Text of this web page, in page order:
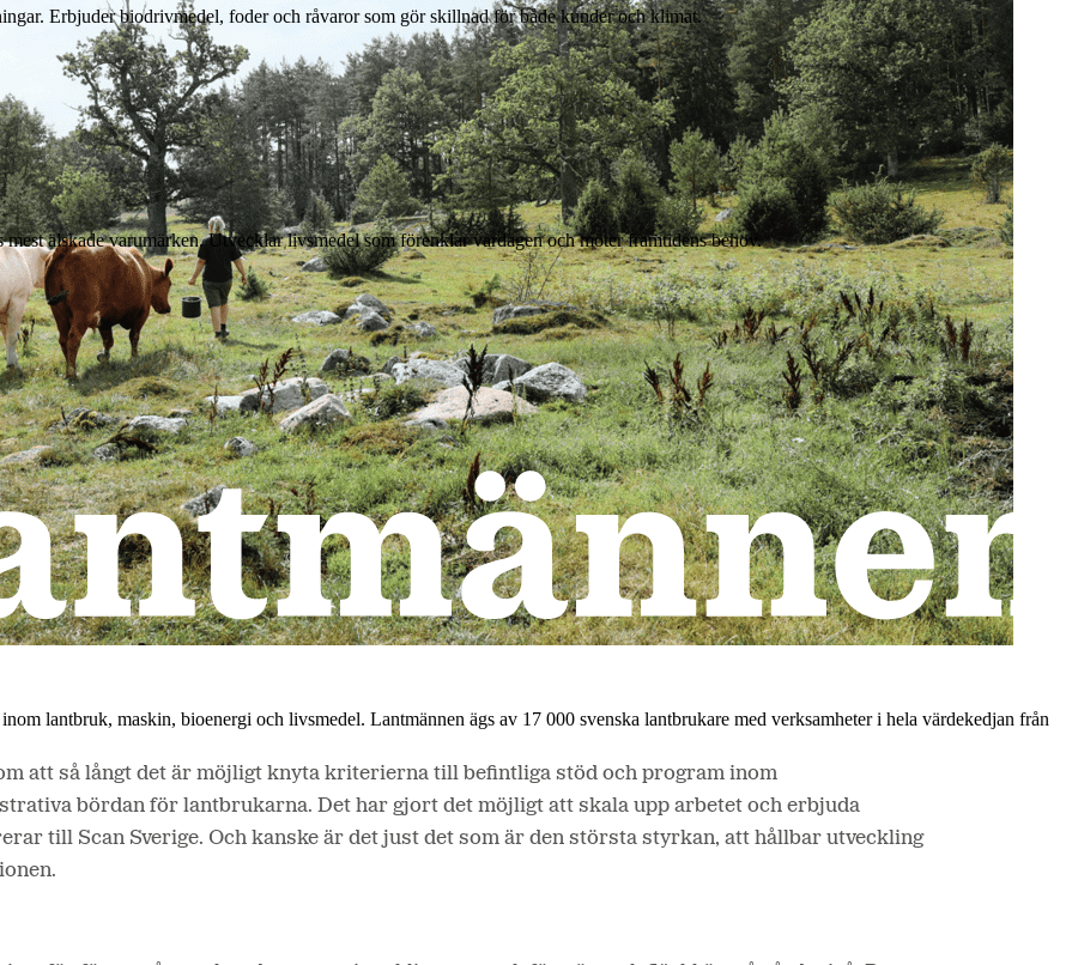
Erbjuder biodrivmedel, foder och råvaror som gör skillnad för både kunder och klimat.
älskade varumärken. Utvecklar livsmedel som förenklar vardagen och möter framtidens behov.
lantbruk, maskin, bioenergi och livsmedel. Lantmännen ägs av 17 000 svenska lantbrukare med verksamheter i hela värdekedjan från
att så långt det är möjligt knyta kriterierna till befintliga stöd och program inom
bördan för lantbrukarna. Det har gjort det möjligt att skala upp arbetet och erbjuda
till Scan Sverige. Och kanske är det just det som är den största styrkan, att hållbar utveckling